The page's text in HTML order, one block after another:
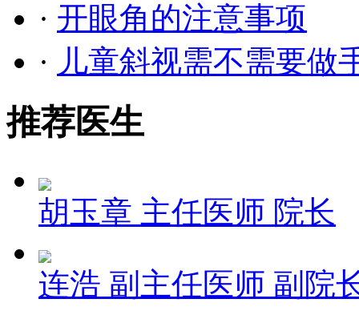
· 开眼角的注意事项
· 儿童斜视需不需要做
推荐医生
胡玉章 主任医师 院长
连浩 副主任医师 副院